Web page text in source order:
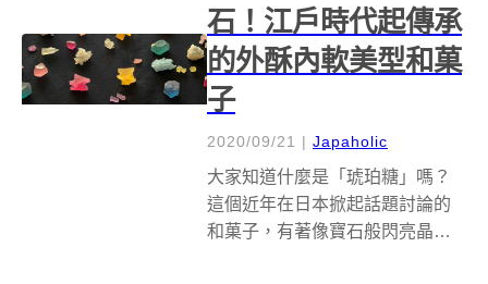
石！江戶時代起傳承
的外酥內軟美型和菓
子
2020/09/21 | Japaholic
大家知道什麼是「琥珀糖」嗎？
這個近年在日本掀起話題討論的
和菓子，有著像寶石般閃亮晶透